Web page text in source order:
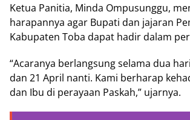
Ketua Panitia, Minda Ompusunggu,
harapannya agar Bupati dan jajaran
Kabupaten Toba dapat hadir dalam
“Acaranya berlangsung selama dua
dan 21 April nanti. Kami berharap
dan Ibu di perayaan Paskah,” ujarnya.